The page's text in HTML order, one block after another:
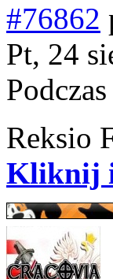
#76862
Pt, 24
Reksio
Kliknij i